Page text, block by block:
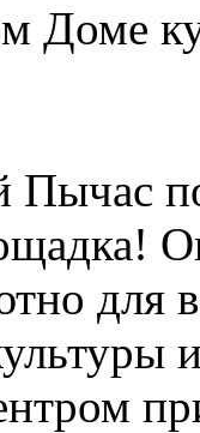
Доме
Пычас
для